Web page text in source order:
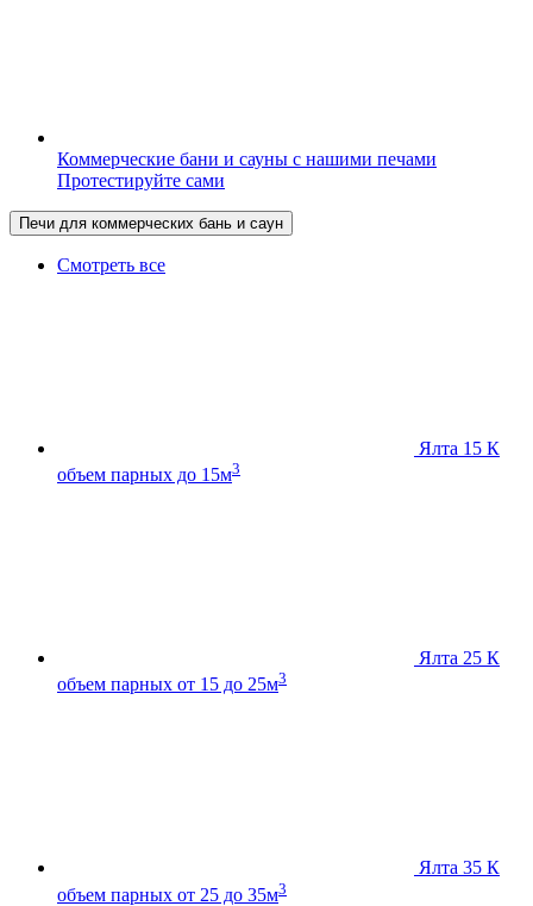
Коммерческие бани и сауны с нашими печами
Протестируйте сами
Печи для коммерческих бань и саун
Смотреть все
Ялта 15 К
объем парных до 15м3
Ялта 25 К
объем парных от 15 до 25м3
Ялта 35 К
объем парных от 25 до 35м3